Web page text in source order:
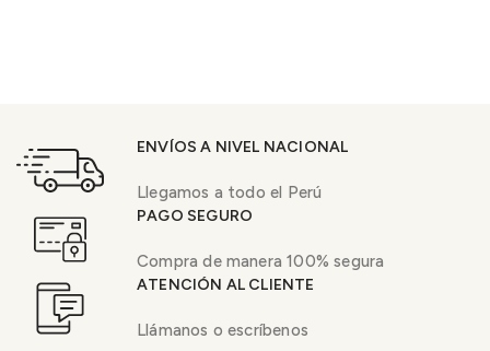
ENVÍOS A NIVEL NACIONAL
Llegamos a todo el Perú
PAGO SEGURO
Compra de manera 100% segura
ATENCIÓN AL CLIENTE
Llámanos o escríbenos